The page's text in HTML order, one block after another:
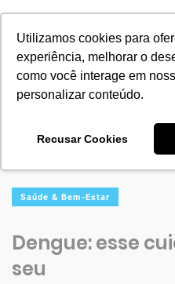
Utilizamos cookies para
experiência, melhorar o
como você interage em
personalizar conteúdo.
Recusar Cookies
Home
Saúde & Bem-Estar
Saúde & Bem-Estar
Dengue: esse
seu